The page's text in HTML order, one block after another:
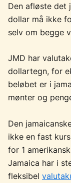
Den afløste det
dollar må ikke
selv om begge
JMD har
dollartegn, for
beløbet er i
mønter og
Den
ikke en fast
for 1
Jamaica har i
fleksibel